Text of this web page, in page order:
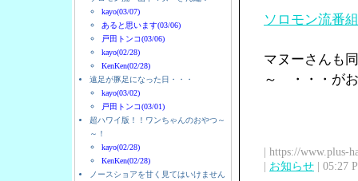
kayo(03/07)
あると思います(03/06)
戸田トンコ(03/06)
kayo(02/28)
KenKen(02/28)
遠足が豚足になった日・・・
kayo(03/02)
戸田トンコ(03/01)
超ハワイ版！！ワンちゃんのおやつ～
～！
kayo(02/28)
KenKen(02/28)
ノースショアを甘く見てはいけません
ソロモン流番
マヌーさんも
～ ・・・がお
| https://www.plus-
| お知らせ | 05:27